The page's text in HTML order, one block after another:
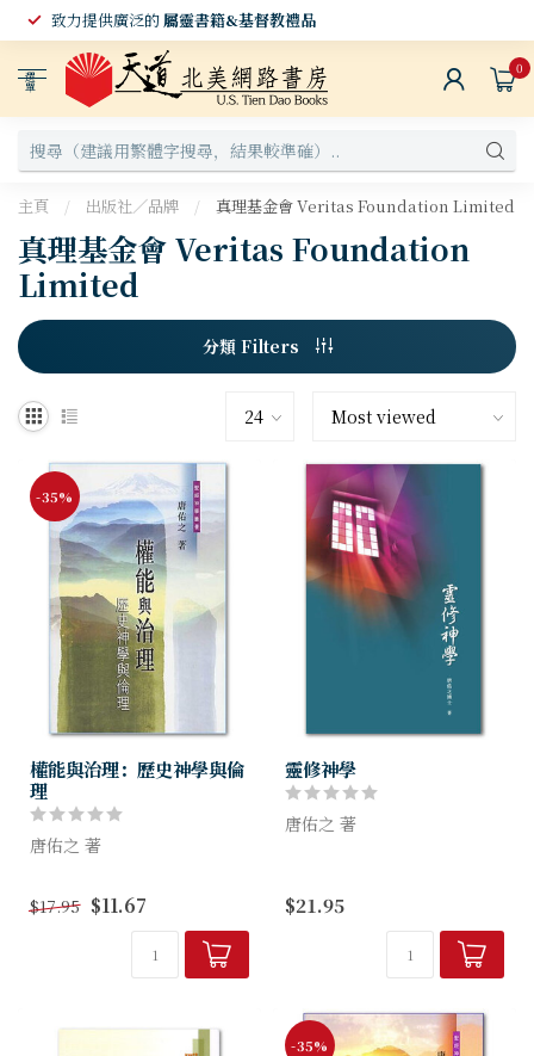
致力提供廣泛的屬靈書籍&基督教禮品
選
單
0
主頁 / 出版社／品牌 / 真理基金會 Veritas Foundation Limited
真理基金會 Veritas Foundation
Limited
分類 Filters
-35%
權能與治理：歷史神學與倫
理
唐佑之 著
其內容是要申明神在歷史中的
作為，並對以色列的信仰經驗
$17.95 $11.67
靈修神學
唐佑之 著
新約聖經各卷的信息，引領讀
者從上帝的話語中切實理解靈
修的重點和意義，讓讀者明白
聖經的原則不...
$21.95
-35%